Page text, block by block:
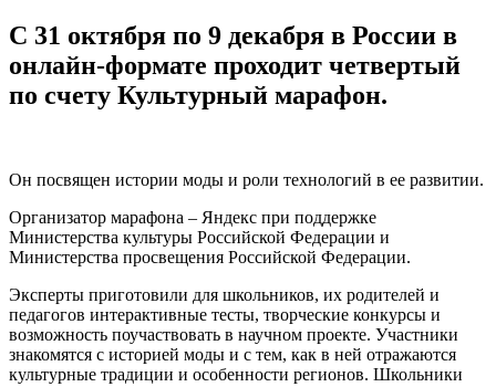
С 31 октября по 9 декабря в России в
онлайн-формате проходит четвертый
по счету Культурный марафон.
Он посвящен истории моды и роли технологий в ее развитии.
Организатор марафона – Яндекс при поддержке
Министерства культуры Российской Федерации и
Министерства просвещения Российской Федерации.
Эксперты приготовили для школьников, их родителей и
педагогов интерактивные тесты, творческие конкурсы и
возможность поучаствовать в научном проекте. Участники
знакомятся с историей моды и с тем, как в ней отражаются
культурные традиции и особенности регионов. Школьники